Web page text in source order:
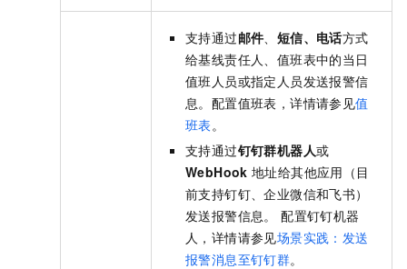
支持通过邮件 短信、电话方式
给基线责任人、值班表中的当日
值班人员或指定人员发送报警信
息。配置值班表，详情请参见值
班表 。
支持通过钉钉群机器人或
WebHook 地址给其他应用（目
前支持钉钉、企业微信和飞书）
发送报警信息。 配置钉钉机器
人，详情请参见场景实践：发送
报警消息至钉钉群。